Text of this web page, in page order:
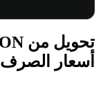
أسعار الصرف